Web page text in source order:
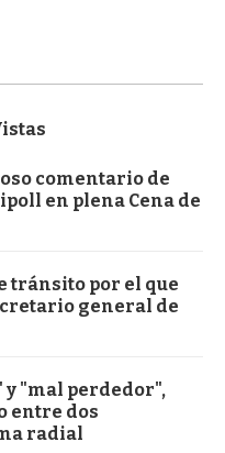
comentario de
en plena Cena de
tránsito por el que
general de
y "mal perdedor",
entre dos
radial